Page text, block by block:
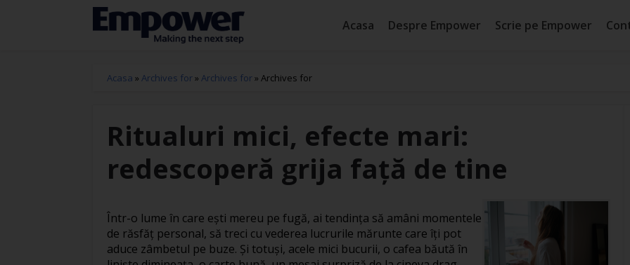
Acasa Despre Empower Scrie pe Empower
Acasa » Archives for» Archives for» Archives for
Ritualuri mici, efecte mari:
redescoperă grija față de tine
Într-o lume în care ești mereu pe fugă, ai tendința să amâni momentele
de răsfăț personal, să treci cu vederea lucrurile mărunte care îți pot
aduce zâmbetul pe buze. Și totuși, acele mici bucurii, o cafea băută în